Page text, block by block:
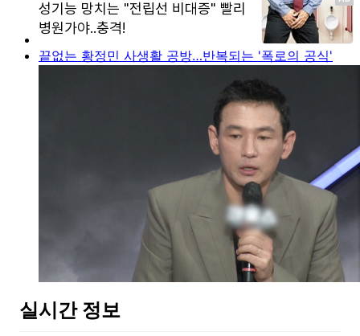
끝없는 황정민 사생활 공방…반복되는 '폭로의 공식'
실시간 정보